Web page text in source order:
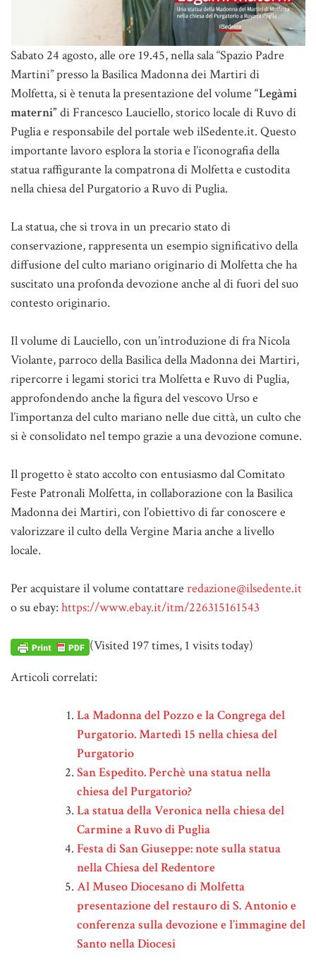
Sabato 24 agosto, alle ore 19.45, nella sala “Spazio Padre
Martini” presso la Basilica Madonna dei Martiri di
Molfetta, si è tenuta la presentazione del volume “Legàmi
materni” di Francesco Lauciello, storico locale di Ruvo di
Puglia e responsabile del portale web ilSedente.it. Questo
importante lavoro esplora la storia e l’iconografia della
statua raffigurante la compatrona di Molfetta e custodita
nella chiesa del Purgatorio a Ruvo di Puglia.
La statua, che si trova in un precario stato di
conservazione, rappresenta un esempio significativo della
diffusione del culto mariano originario di Molfetta che ha
suscitato una profonda devozione anche al di fuori del suo
contesto originario.
Il volume di Lauciello, con un’introduzione di fra Nicola
Violante, parroco della Basilica della Madonna dei Martiri,
ripercorre i legami storici tra Molfetta e Ruvo di Puglia,
approfondendo anche la figura del vescovo Urso e
l’importanza del culto mariano nelle due città, un culto che
si è consolidato nel tempo grazie a una devozione comune.
Il progetto è stato accolto con entusiasmo dal Comitato
Feste Patronali Molfetta, in collaborazione con la Basilica
Madonna dei Martiri, con l’obiettivo di far conoscere e
valorizzare il culto della Vergine Maria anche a livello
locale.
Per acquistare il volume contattare redazione@ilsedente.it
o su ebay: https://www.ebay.it/itm/226315161543
(Visited 197 times, 1 visits today)
Articoli correlati:
La Madonna del Pozzo e la Congrega del
Purgatorio. Martedì 15 nella chiesa del
Purgatorio
San Espedito. Perchè una statua nella
chiesa del Purgatorio?
La statua della Veronica nella chiesa del
Carmine a Ruvo di Puglia
Festa di San Giuseppe: note sulla statua
nella Chiesa del Redentore
Al Museo Diocesano di Molfetta
presentazione del restauro di S. Antonio e
conferenza sulla devozione e l’immagine del
Santo nella Diocesi